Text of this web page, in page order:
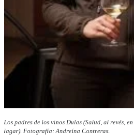
Los padres de los vinos Dulas (Salud, al revés,
lagar). Fotografía: Andreína Contreras.